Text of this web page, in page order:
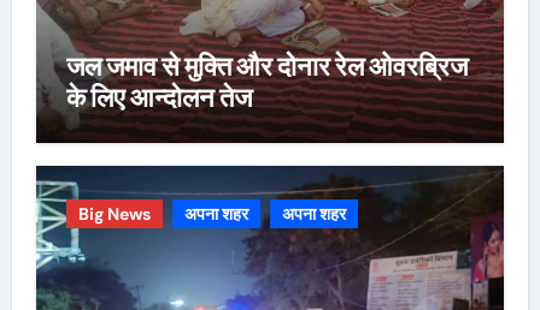
जल जमाव से मुक्ति और दोनार रेल ओवरब्रिज
के लिए आन्दोलन तेज
Big News अपना शहर अपना शहर